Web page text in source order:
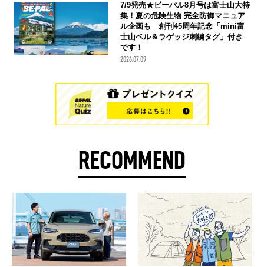
7/9発売★ビーパル8月号は富士山大特
集！夏の危険生物 完全防御マニュア
ル企画も 創刊45周年記念「mini富
士山ベル＆ラゲッジ刺繍タグ」付き
です！
2026.07.09
RECOMMEND